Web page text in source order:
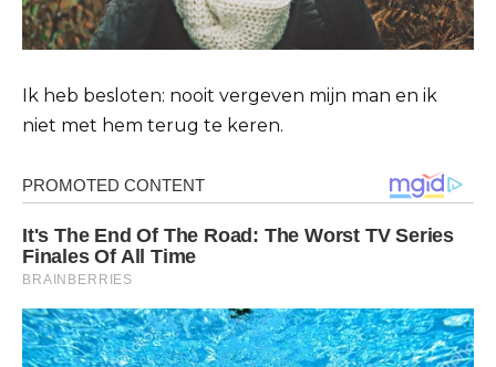
Ik heb besloten: nooit vergeven mijn man en ik
niet met hem terug te keren.